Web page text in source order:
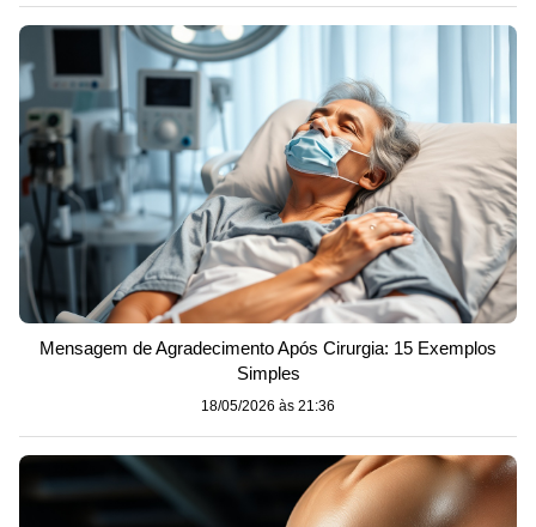
Mensagem de Agradecimento Após Cirurgia: 15 Exemplos
Simples
18/05/2026 às 21:36